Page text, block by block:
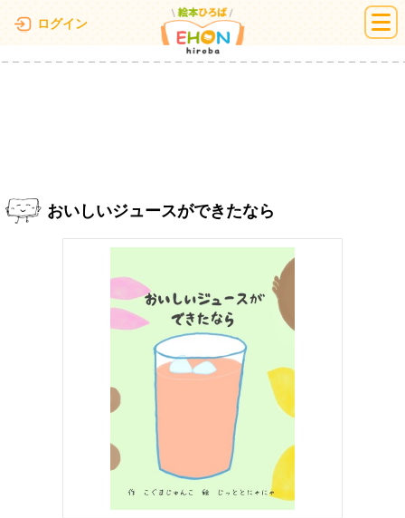
ログイン 絵本ひろば
おいしいジュースができたなら